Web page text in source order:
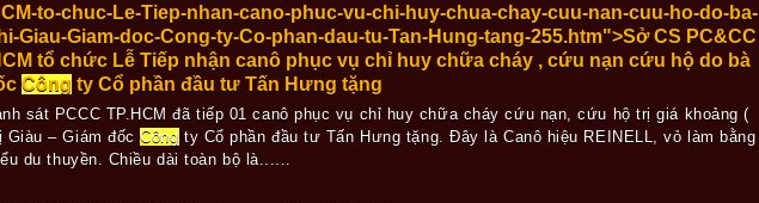
to-chuc-Le-Tiep-nhan-cano-phuc-vu-chi-huy-chua-chay-cuu-nan-cuu-ho-do-ba-
Giau-Giam-doc-Cong-ty-Co-phan-dau-tu-Tan-Hung-tang-255.htm">Sở CS PC&CC
tổ chức Lễ Tiếp nhận canô phục vụ chỉ huy chữa cháy , cứu nạn cứu hộ do bà
Công ty Cổ phần đầu tư Tấn Hưng tặng
sát PCCC TP.HCM đã tiếp 01 canô phục vụ chỉ huy chữa cháy cứu nạn, cứu hộ trị giá khoảng (
Giàu – Giám đốcCông ty Cổ phần đầu tư Tấn Hưng tặng. Đây là Canô hiệu REINELL, vỏ làm bằng
du thuyền. Chiều dài toàn bộ là......